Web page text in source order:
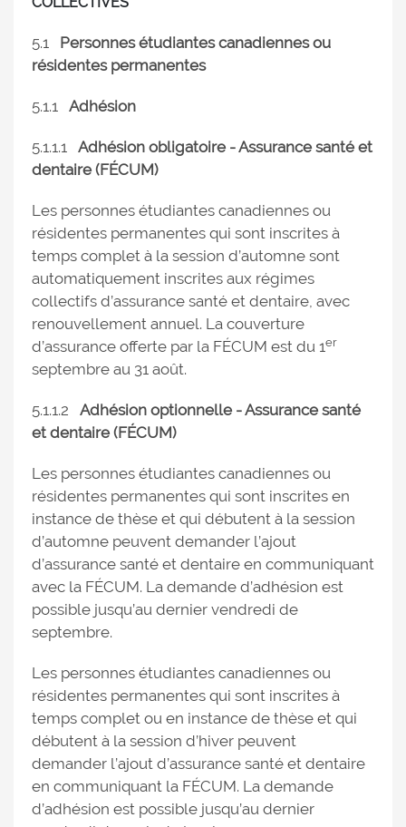
5.1 Personnes étudiantes canadiennes ou
résidentes permanentes
5.1.1 Adhésion
5.1.1.1 Adhésion obligatoire - Assurance santé et
dentaire (FÉCUM)
Les personnes étudiantes canadiennes ou
résidentes permanentes qui sont inscrites à
temps complet à la session d’automne sont
automatiquement inscrites aux régimes
collectifs d’assurance santé et dentaire, avec
renouvellement annuel. La couverture
d’assurance offerte par la FÉCUM est du 1er
septembre au 31 août.
5.1.1.2 Adhésion optionnelle - Assurance santé
et dentaire (FÉCUM)
Les personnes étudiantes canadiennes ou
résidentes permanentes qui sont inscrites en
instance de thèse et qui débutent à la session
d’automne peuvent demander l’ajout
d’assurance santé et dentaire en communiquant
avec la FÉCUM. La demande d’adhésion est
possible jusqu’au dernier vendredi de
septembre.
Les personnes étudiantes canadiennes ou
résidentes permanentes qui sont inscrites à
temps complet ou en instance de thèse et qui
débutent à la session d’hiver peuvent
demander l’ajout d’assurance santé et dentaire
en communiquant la FÉCUM. La demande
d’adhésion est possible jusqu’au dernier